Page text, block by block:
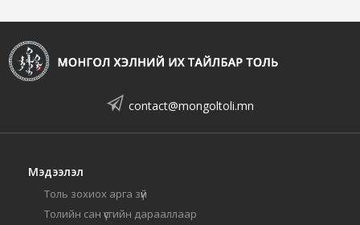
contact@mongoltoli.mn
Мэдээлэл
Толь зохиох арга зүй
Толийн сан үсгийн дарааллаар